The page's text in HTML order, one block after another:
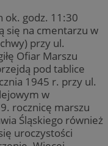
ok. godz. 11:30
się na cmentarzu w
przy ul.
Ofiar Marszu
pod tablice
1945 r. przy ul.
w
rocznicę marszu
Śląskiego również
uroczystości